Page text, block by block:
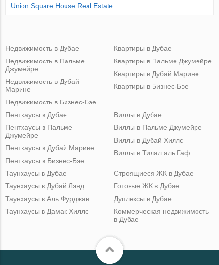
Union Square House Real Estate
Недвижимость в Дубае
Недвижимость в Пальме
Джумейре
Недвижимость в Дубай
Марине
Недвижимость в Бизнес-Бэе
Квартиры в Дубае
Квартиры в Пальме Джумейре
Квартиры в Дубай Марине
Квартиры в Бизнес-Бэе
Пентхаусы в Дубае
Пентхаусы в Пальме
Джумейре
Пентхаусы в Дубай Марине
Пентхаусы в Бизнес-Бэе
Виллы в Дубае
Виллы в Пальме Джумейре
Виллы в Дубай Хиллс
Виллы в Тилал аль Гаф
Таунхаусы в Дубае
Таунхаусы в Дубай Лэнд
Таунхаусы в Аль Фурджан
Таунхаусы в Дамак Хиллс
Строящиеся ЖК в Дубае
Готовые ЖК в Дубае
Дуплексы в Дубае
Коммерческая недвижимость
в Дубае